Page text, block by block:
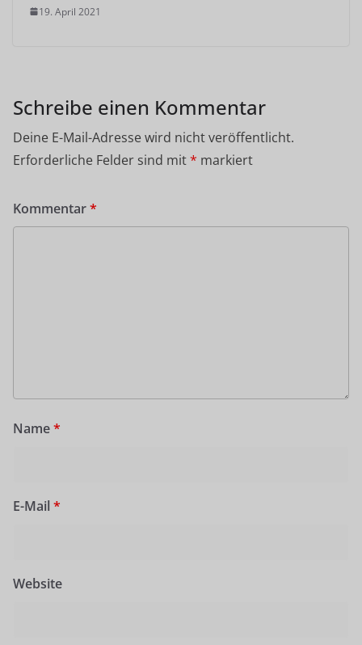
19. April 2021
Schreibe einen Kommentar
Deine E-Mail-Adresse wird nicht veröffentlicht.
Erforderliche Felder sind mit* markiert
Kommentar*
Name*
E-Mail *
Website